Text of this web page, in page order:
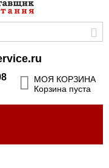
МОЯ КОРЗИНА
Корзина пуста